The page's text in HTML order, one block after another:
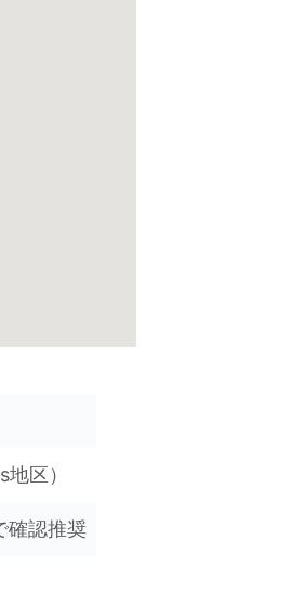
区）
確認推奨